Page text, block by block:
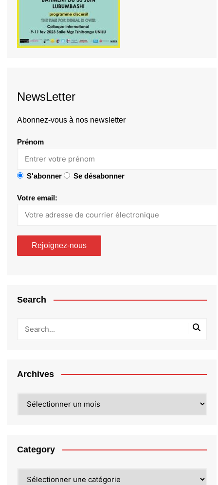
NewsLetter
Abonnez-vous à nos newsletter
Prénom
S'abonner Se désabonner
Votre email:
Search
Archives
Category